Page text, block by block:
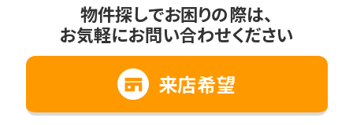
物件探しでお困りの際は、
お気軽にお問い合わせください
来店希望